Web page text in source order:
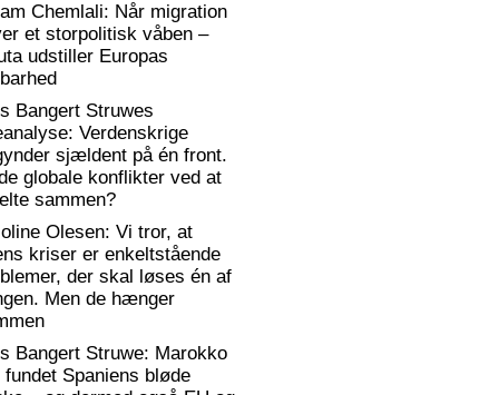
Chemlali: Når migration
et storpolitisk våben –
udstiller Europas
Bangert Struwes
Verdenskrige
sjældent på én front.
globale konflikter ved at
sammen?
Olesen: Vi tror, at
kriser er enkeltstående
der skal løses én af
Men de hænger
Bangert Struwe: Marokko
fundet Spaniens bløde